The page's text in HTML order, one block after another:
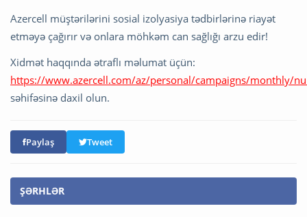
Azercell müştərilərini sosial izolyasiya tədbirlərinə riayət
etməyə çağırır və onlara möhkəm can sağlığı arzu edir!
Xidmət haqqında ətraflı məlumat üçün:
https://www.azercell.com/az/personal/campaigns/monthly/
səhifəsinə daxil olun.
Paylaş Tweet
ŞƏRHLƏR